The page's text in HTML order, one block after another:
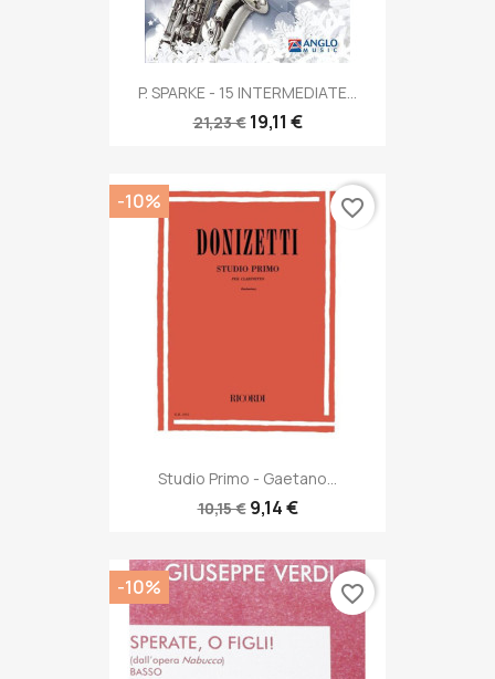
P. SPARKE - 15 INTERMEDIATE...
21,23 € 19,11 €
Studio Primo - Gaetano...
10,15 € 9,14 €
-10% favorite_border
-10% favorite_border